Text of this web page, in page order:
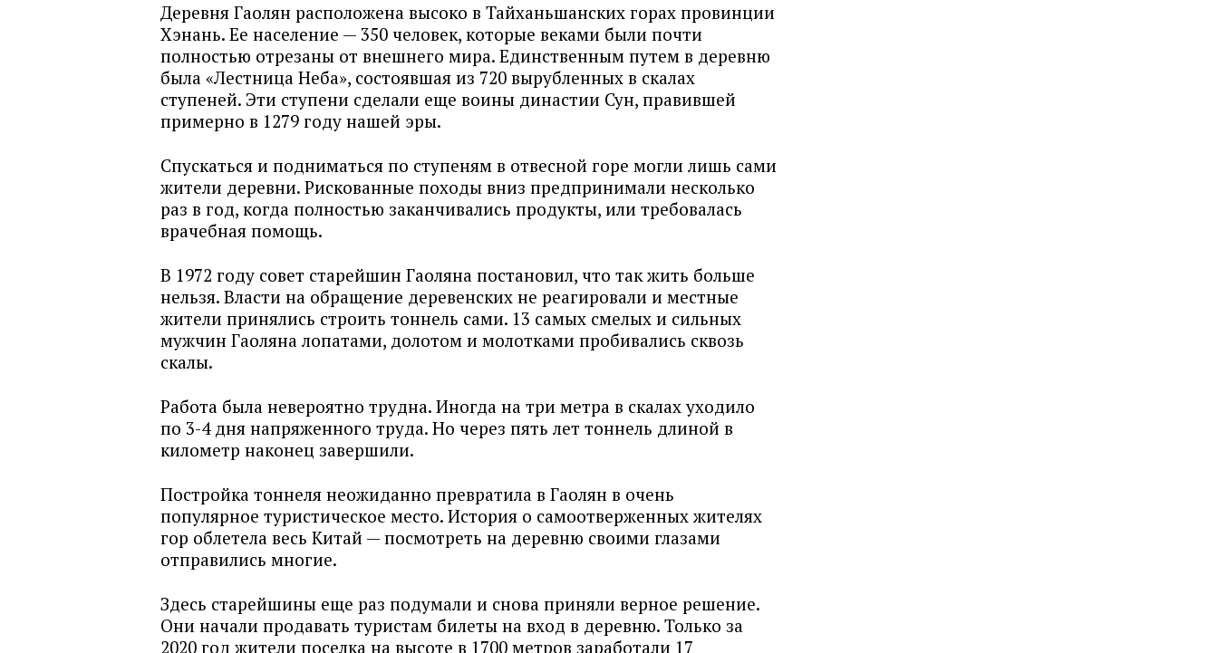
Деревня Гаолян расположена высоко в Тайханьшанских горах провинции
Хэнань. Ее население — 350 человек, которые веками были почти
полностью отрезаны от внешнего мира. Единственным путем в деревню
была «Лестница Неба», состоявшая из 720 вырубленных в скалах
ступеней. Эти ступени сделали еще воины династии Сун, правившей
примерно в 1279 году нашей эры.
Спускаться и подниматься по ступеням в отвесной горе могли лишь сами
жители деревни. Рискованные походы вниз предпринимали несколько
раз в год, когда полностью заканчивались продукты, или требовалась
врачебная помощь.
В 1972 году совет старейшин Гаоляна постановил, что так жить больше
нельзя. Власти на обращение деревенских не реагировали и местные
жители принялись строить тоннель сами. 13 самых смелых и сильных
мужчин Гаоляна лопатами, долотом и молотками пробивались сквозь
скалы.
Работа была невероятно трудна. Иногда на три метра в скалах уходило
по 3-4 дня напряженного труда. Но через пять лет тоннель длиной в
километр наконец завершили.
Постройка тоннеля неожиданно превратила в Гаолян в очень
популярное туристическое место. История о самоотверженных жителях
гор облетела весь Китай — посмотреть на деревню своими глазами
отправились многие.
Здесь старейшины еще раз подумали и снова приняли верное решение.
Они начали продавать туристам билеты на вход в деревню. Только за
2020 год жители поселка на высоте в 1700 метров заработали 17